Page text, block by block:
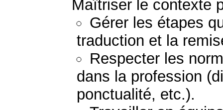
Maîtriser le contexte
Gérer les étapes
traduction et la
Respecter les
dans la profession
ponctualité, etc.).